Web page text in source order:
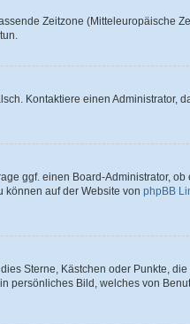
Zeitzone (Mitteleuropäische
Kontaktiere einen Administrator,
ggf. einen Board-Administrator, ob
können auf der Website von phpBB
Sterne, Kästchen oder Punkte,
persönliches Bild, welches von